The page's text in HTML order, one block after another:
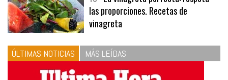
10La vinagreta perfecta: respeta
las proporciones. Recetas de
vinagreta
ÚLTIMAS NOTICIAS MÁS LEÍDAS